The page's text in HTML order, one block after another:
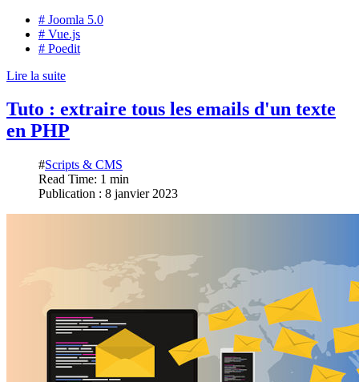
# Joomla 5.0
# Vue.js
# Poedit
Lire la suite
Tuto : extraire tous les emails d'un texte
en PHP
#Scripts & CMS
Read Time: 1 min
Publication : 8 janvier 2023